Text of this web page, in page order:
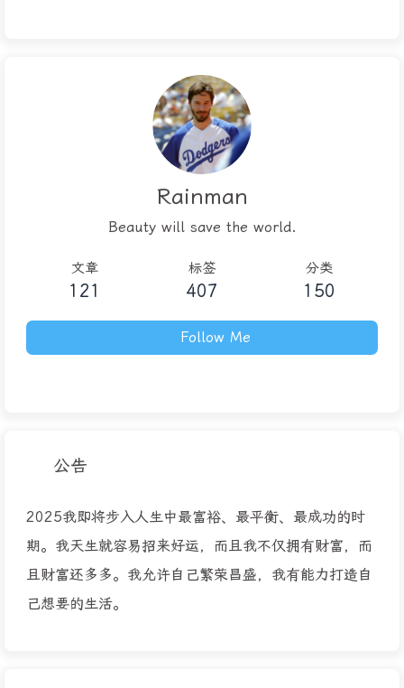
Rainman
Beauty will save the world.
文章
121
标签
407
分类
150
Follow Me
公告
2025我即将步入人生中最富裕、最平衡、最成功的时
期。我天生就容易招来好运，而且我不仅拥有财富，而
且财富还多多。我允许自己繁荣昌盛，我有能力打造自
己想要的生活。